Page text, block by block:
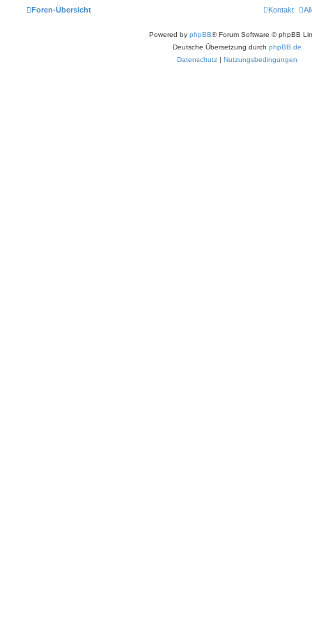
Foren-Übersicht Kontakt
Powered by phpBB® Forum Software © phpBB
Deutsche Übersetzung durch phpBB.de
Datenschutz
Nutzungsbedingungen